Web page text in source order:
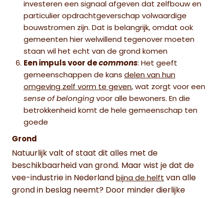
investeren een signaal afgeven dat zelfbouw en
particulier opdrachtgeverschap volwaardige
bouwstromen zijn. Dat is belangrijk, omdat ook
gemeenten hier welwillend tegenover moeten
staan wil het echt van de grond komen
Een impuls voor de commons: Het geeft
gemeenschappen de kans delen van hun
omgeving zelf vorm te geven, wat zorgt voor een
sense of belonging voor alle bewoners. En die
betrokkenheid komt de hele gemeenschap ten
goede
Grond
Natuurlijk valt of staat dit alles met de
beschikbaarheid van grond. Maar wist je dat de
vee-industrie in Nederland bijna de helft van alle
grond in beslag neemt? Door minder dierlijke